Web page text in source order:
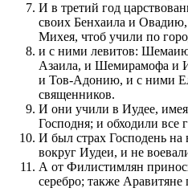
И в третий год
своих Бенхаила и
Михея, чтоб учили по
и с ними левитов:
Азаила, и Шемирамофа и
и Тов-Адонию, и с ними
священников.
И они учили в Иудее,
Господня; и обходили все
И был страх Господень на
вокруг Иудеи, и не
А от Филистимлян
серебро; также